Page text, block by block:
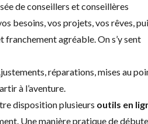
de conseillers et conseillères
besoins, vos projets, vos rêves,
franchement agréable. On s’y sent
réparations, mises au
à l’aventure.
disposition plusieurs outils en
Une manière pratique de